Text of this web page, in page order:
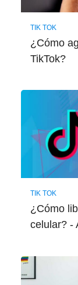
TIK TOK
¿Cómo
TikTok?
TIK TOK
¿Cómo
celular? -